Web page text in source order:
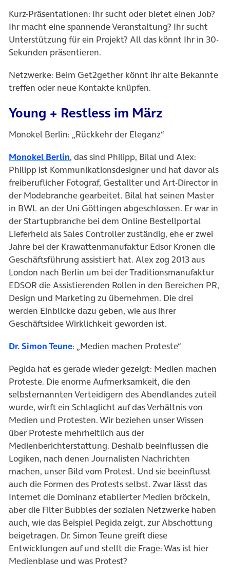
Kurz-Präsentationen: Ihr sucht oder bietet einen Job?
Ihr macht eine spannende Veranstaltung? Ihr sucht
Unterstützung für ein Projekt? All das könnt Ihr in 30-
Sekunden präsentieren.
Netzwerke: Beim Get2gether könnt ihr alte Bekannte
treffen oder neue Kontakte knüpfen.
Young + Restless im März
Monokel Berlin: „Rückkehr der Eleganz“
Monokel Berlin(öffnet in neuem Tab)
, das sind Philipp, Bilal und Alex:
Philipp ist Kommunikationsdesigner und hat davor als
freiberuflicher Fotograf, Gestallter und Art-Director in
der Modebranche gearbeitet. Bilal hat seinen Master
in BWL an der Uni Göttingen abgeschlossen. Er war in
der Startupbranche bei dem Online Bestellportal
Lieferheld als Sales Controller zuständig, ehe er zwei
Jahre bei der Krawattenmanufaktur Edsor Kronen die
Geschäftsführung assistiert hat. Alex zog 2013 aus
London nach Berlin um bei der Traditionsmanufaktur
EDSOR die Assistierenden Rollen in den Bereichen PR,
Design und Marketing zu übernehmen. Die drei
werden Einblicke dazu geben, wie aus ihrer
Geschäftsidee Wirklichkeit geworden ist.
Dr. Simon Teune(öffnet in neuem Tab)
: „Medien machen Proteste“
Pegida hat es gerade wieder gezeigt: Medien machen
Proteste. Die enorme Aufmerksamkeit, die den
selbsternannten Verteidigern des Abendlandes zuteil
wurde, wirft ein Schlaglicht auf das Verhältnis von
Medien und Protesten. Wir beziehen unser Wissen
über Proteste mehrheitlich aus der
Medienberichterstattung. Deshalb beeinflussen die
Logiken, nach denen Journalisten Nachrichten
machen, unser Bild vom Protest. Und sie beeinflusst
auch die Formen des Protests selbst. Zwar lässt das
Internet die Dominanz etablierter Medien bröckeln,
aber die Filter Bubbles der sozialen Netzwerke haben
auch, wie das Beispiel Pegida zeigt, zur Abschottung
beigetragen. Dr. Simon Teune greift diese
Entwicklungen auf und stellt die Frage: Was ist hier
Medienblase und was Protest?